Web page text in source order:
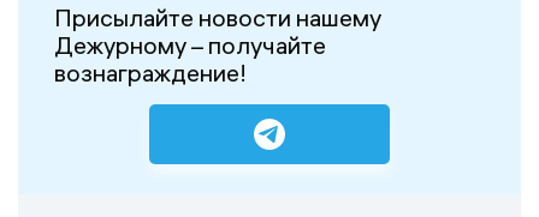
Присылайте новости нашему
Дежурному – получайте
вознаграждение!